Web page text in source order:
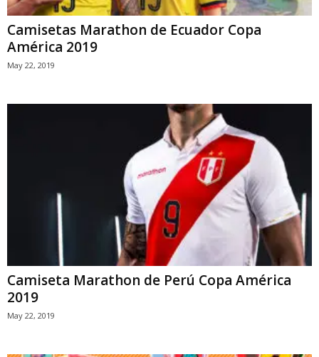
Camisetas Marathon de Ecuador Copa
América 2019
May 22, 2019
Camiseta Marathon de Perú Copa América
2019
May 22, 2019